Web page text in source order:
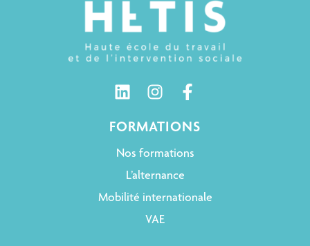
FORMATIONS
Nos formations
L’alternance
Mobilité internationale
VAE